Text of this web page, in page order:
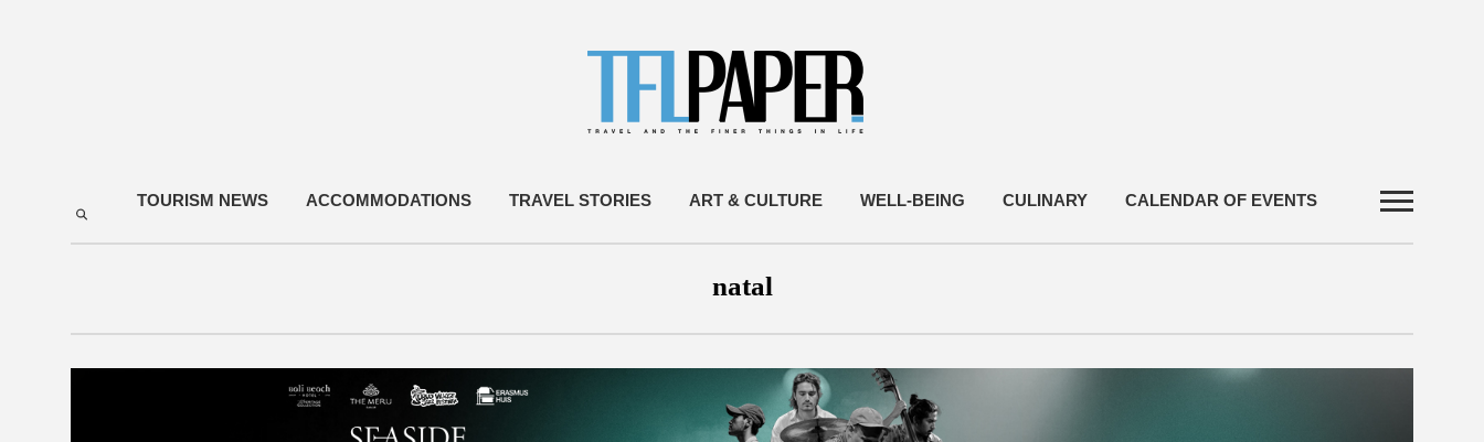
TOURISM NEWS ACCOMMODATIONS TRAVEL STORIES ART & CULTURE WELL-BEING CULINARY CALENDAR OF EVENTS
natal